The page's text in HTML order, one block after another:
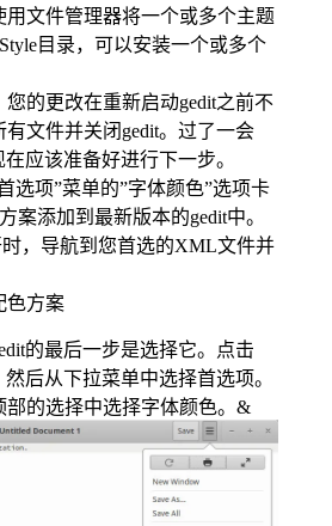
文件管理器将一个或多个主题
目录，可以安装一个或多个
的更改在重新启动gedit之前不
文件并关闭gedit。过了一会
应该准备好进行下一步。
选项”菜单的”字体颜色”选项卡
案添加到最新版本的gedit中。
，导航到您首选的XML文件并
色方案
的最后一步是选择它。点击
后从下拉菜单中选择首选项。
的选择中选择字体颜色。&